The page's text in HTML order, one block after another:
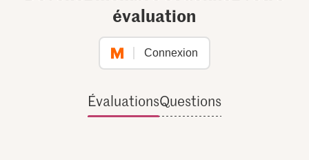
évaluation
Connexion
ÉvaluationsQuestions